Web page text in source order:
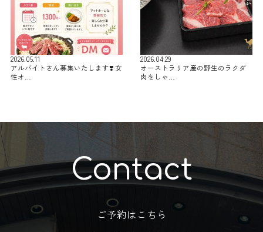
2026.05.11
アルバイトさん募集いたします❣️ 女
性オ…
2026.04.29
オーストラリア産の野生のラクダ
肉をしゃ…
Contact
ご予約はこちら